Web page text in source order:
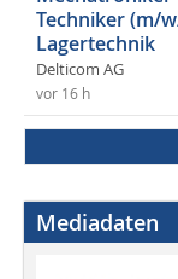
Techniker (m/
Lagertechnik
Delticom AG
vor 16 h
Mediadaten